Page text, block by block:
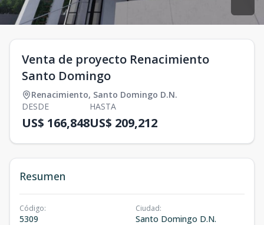
Venta de proyecto Renacimiento
Santo Domingo
Renacimiento, Santo Domingo D.N.
DESDE
US$ 166,848
HASTA
US$ 209,212
Resumen
Código:
5309
Ciudad:
Santo Domingo D.N.